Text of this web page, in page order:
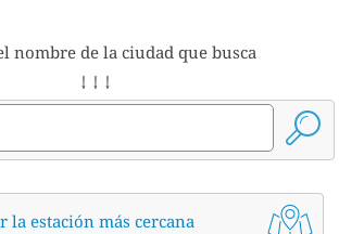
nombre de la ciudad que busca
↓ ↓ ↓
la estación más cercana